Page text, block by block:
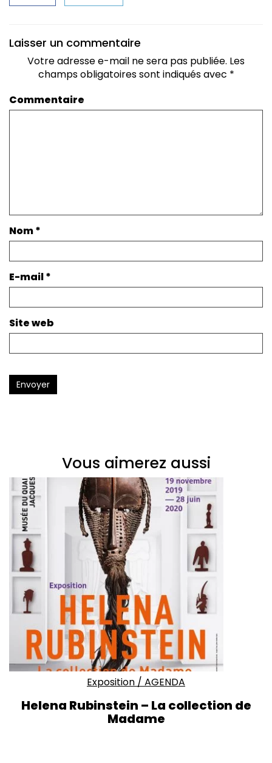
Laisser un commentaire
Votre adresse e-mail ne sera pas publiée. Les
champs obligatoires sont indiqués avec *
Commentaire
Nom*
E-mail*
Site web
Envoyer
Vous aimerez aussi
Exposition / AGENDA
Helena Rubinstein – La collection de
Madame